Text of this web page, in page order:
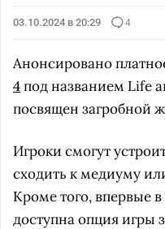
03.10.2024 в 20:29 4
Анонсировано
4под названием Life
посвящен загробной
Игроки смогут
сходить к медиуму
Кроме того, впервые
доступна опция игры